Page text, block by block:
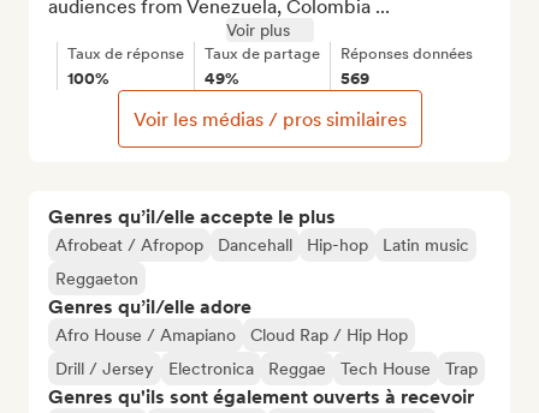
Genres qu’il/elle accepte le plus
Afrobeat / Afropop Dancehall Hip-hop
Latin music
Reggaeton
Genres qu’il/elle adore
Afro House / Amapiano
Cloud Rap / Hip Hop
Drill / Jersey
Electronica Reggae Tech House Trap
Genres qu'ils sont également ouverts à recevoir
audiences from Venezuela, Colombia ...
Voir plus
Taux de réponse
100%
Taux de partage
49%
Réponses données
569
Voir les médias / pros similaires